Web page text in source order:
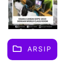
ARSIP